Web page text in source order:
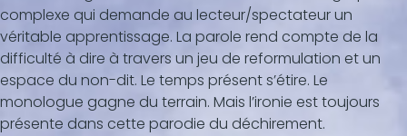
complexe qui demande au lecteur/spectateur un
véritable apprentissage. La parole rend compte de la
difficulté à dire à travers un jeu de reformulation et un
espace du non-dit. Le temps présent s’étire. Le
monologue gagne du terrain. Mais l’ironie est toujours
présente dans cette parodie du déchirement.